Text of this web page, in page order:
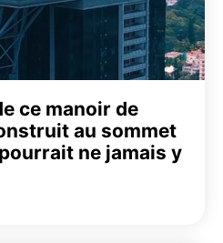
ce manoir de
au sommet
ne jamais y